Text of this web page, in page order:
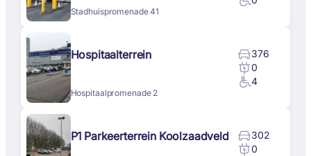
Stadhuispromenade 41
Hospitaalterrein
Hospitaalpromenade 2
376
0
4
P1 Parkeerterrein Koolzaadveld
302
0